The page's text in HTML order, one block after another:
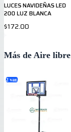
LUCES NAVIDEÑAS LED
200 LUZ BLANCA
$172.00
Más de Aire libre
2 var.